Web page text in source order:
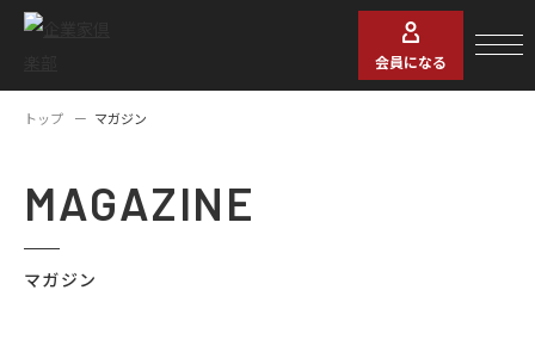
会員になる
トップ マガジン
MAGAZINE
マガジン